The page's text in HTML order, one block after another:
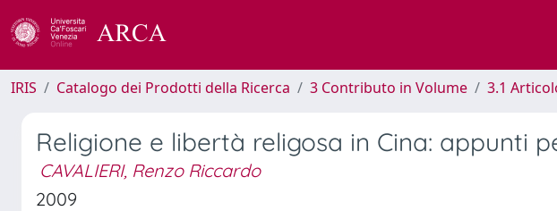
IRIS Catalogo dei Prodotti della Ricerca 3 Contributo in Volume 3.1
Religione e libertà religosa in Cina: appunti
CAVALIERI, Renzo Riccardo
2009